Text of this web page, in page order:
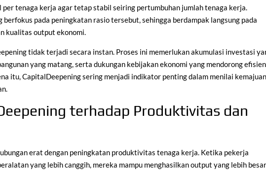
per tenaga kerja agar tetap stabil seiring pertumbuhan jumlah tenaga kerja.
berfokus pada peningkatan rasio tersebut, sehingga berdampak langsung pada
kualitas output ekonomi.
tidak terjadi secara instan. Proses ini memerlukan akumulasi investasi
yang matang, serta dukungan kebijakan ekonomi yang mendorong
itu, CapitalDeepening sering menjadi indikator penting dalam menilai
terhadap Produktivitas dan
erat dengan peningkatan produktivitas tenaga kerja. Ketika pekerja
yang lebih canggih, mereka mampu menghasilkan output yang lebih